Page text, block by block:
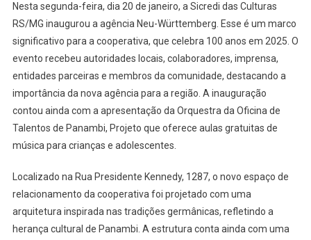
Nesta segunda-feira, dia 20 de janeiro, a Sicredi das Culturas
RS/MG inaugurou a agência Neu-Württemberg. Esse é um marco
significativo para a cooperativa, que celebra 100 anos em 2025. O
evento recebeu autoridades locais, colaboradores, imprensa,
entidades parceiras e membros da comunidade, destacando a
importância da nova agência para a região. A inauguração
contou ainda com a apresentação da Orquestra da Oficina de
Talentos de Panambi, Projeto que oferece aulas gratuitas de
música para crianças e adolescentes.
Localizado na Rua Presidente Kennedy, 1287, o novo espaço de
relacionamento da cooperativa foi projetado com uma
arquitetura inspirada nas tradições germânicas, refletindo a
herança cultural de Panambi. A estrutura conta ainda com uma